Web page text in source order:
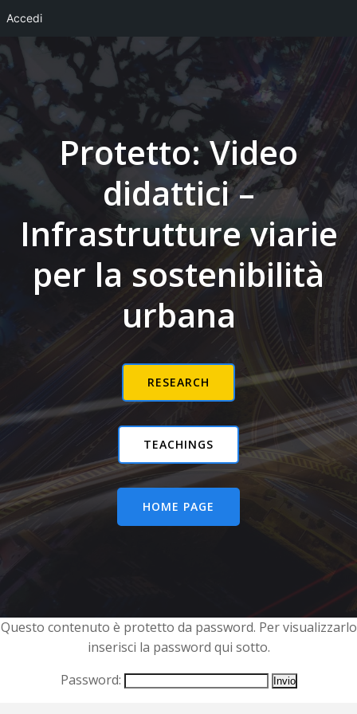
Accedi
Vai
al
contenuto
Protetto: Video
didattici –
Infrastrutture viarie
per la sostenibilità
urbana
RESEARCH
TEACHINGS
HOME PAGE
Questo contenuto è protetto da password. Per visualizzarlo
inserisci la password qui sotto.
Password: